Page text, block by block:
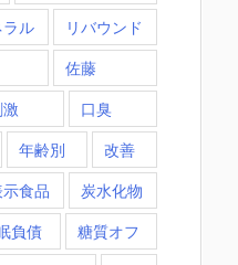
ラル
リバウンド
佐藤
口臭
年齢別
改善
食品
炭水化物
負債
糖質オフ